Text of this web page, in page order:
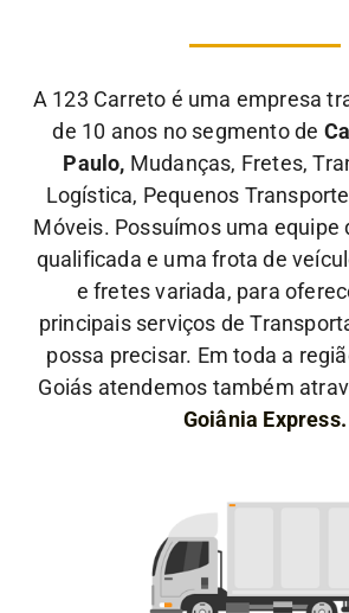
A 123 Carreto é uma empresa
de 10 anos no segmento de
Paulo, Mudanças, Fretes,
Logística, Pequenos
Móveis. Possuímos uma equipe
qualificada e uma frota de
e fretes variada, para
principais serviços de
possa precisar. Em toda a
Goiás atendemos também
Goiânia Express.